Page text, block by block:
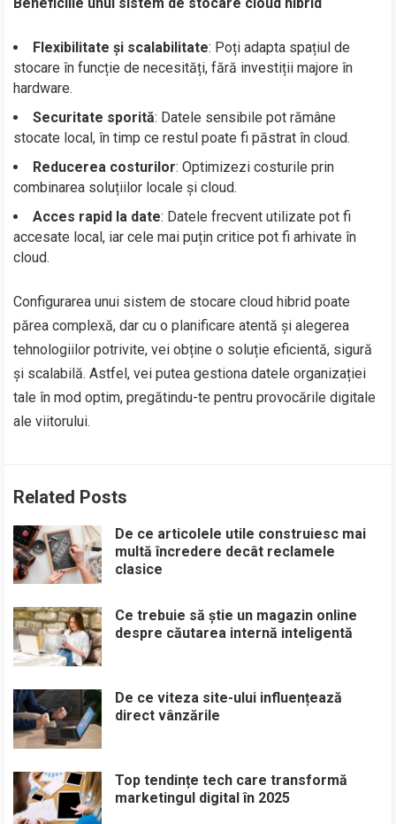
Flexibilitate și scalabilitate: Poți adapta spațiul de
stocare în funcție de necesități, fără investiții majore în
hardware.
Securitate sporită: Datele sensibile pot rămâne
stocate local, în timp ce restul poate fi păstrat în cloud.
Reducerea costurilor: Optimizezi costurile prin
combinarea soluțiilor locale și cloud.
Acces rapid la date: Datele frecvent utilizate pot fi
accesate local, iar cele mai puțin critice pot fi arhivate în
cloud.
Configurarea unui sistem de stocare cloud hibrid poate
părea complexă, dar cu o planificare atentă și alegerea
tehnologiilor potrivite, vei obține o soluție eficientă, sigură
și scalabilă. Astfel, vei putea gestiona datele organizației
tale în mod optim, pregătindu-te pentru provocările digitale
ale viitorului.
Related Posts
De ce articolele utile construiesc mai
multă încredere decât reclamele
clasice
Ce trebuie să știe un magazin online
despre căutarea internă inteligentă
De ce viteza site-ului influențează
direct vânzările
Top tendințe tech care transformă
marketingul digital în 2025